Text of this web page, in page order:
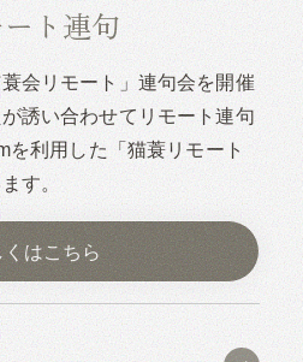
ト連句
会リモート」連句会を開催
誘い合わせてリモート連句
を利用した「猫蓑リモート
す。
はこちら